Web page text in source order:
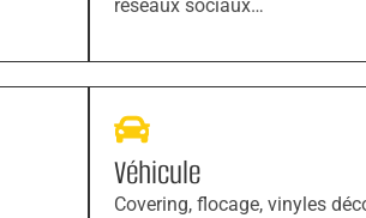
réseaux sociaux…
Véhicule
Covering, flocage, vinyles